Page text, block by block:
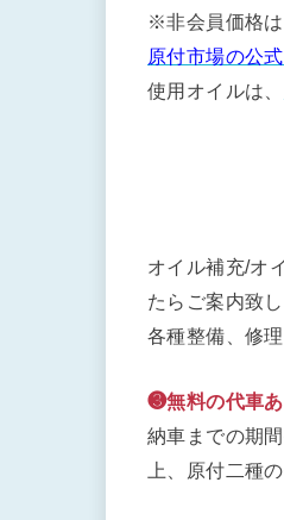
※非会員価格は
原付市場の公
使用オイルは、
オイル補充/オ
たらご案内致し
各種整備、修
❸無料の代車
納車までの期
上、原付二種